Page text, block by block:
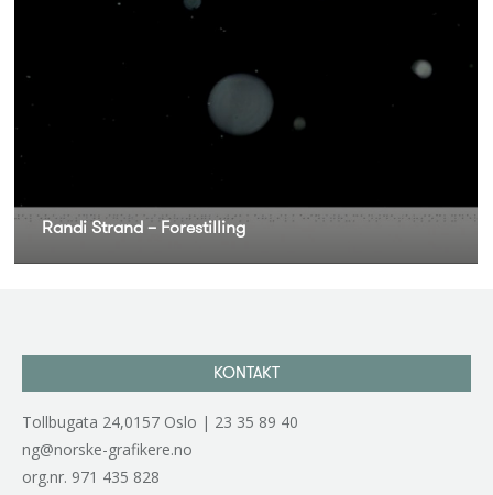
Randi Strand – Forestilling
KONTAKT
Tollbugata 24,0157 Oslo | 23 35 89 40
ng@norske-grafikere.no
org.nr. 971 435 828